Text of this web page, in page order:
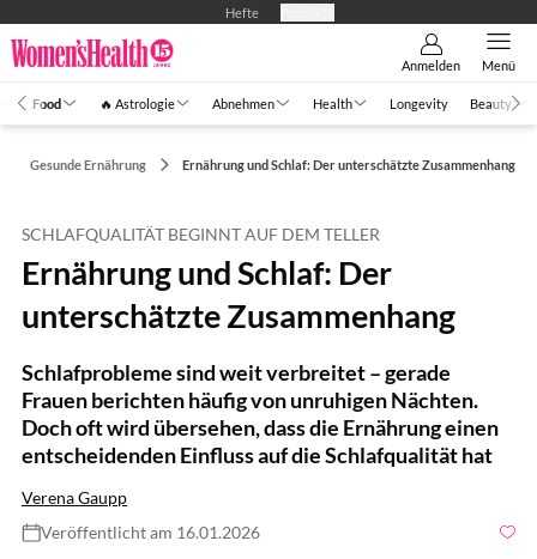
Hefte
Anmelden Menü
Food 🔥 Astrologie Abnehmen Health Longevity Beauty
Gesunde Ernährung Ernährung und Schlaf: Der unterschätzte Zusammenhang
SCHLAFQUALITÄT BEGINNT AUF DEM TELLER
Ernährung und Schlaf: Der
unterschätzte Zusammenhang
Schlafprobleme sind weit verbreitet – gerade
Frauen berichten häufig von unruhigen Nächten.
Doch oft wird übersehen, dass die Ernährung einen
entscheidenden Einfluss auf die Schlafqualität hat
Verena Gaupp
Veröffentlicht am 16.01.2026